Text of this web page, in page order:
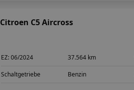
Citroen C5 Aircross
EZ:06/2024 37.564 km
Schaltgetriebe Benzin